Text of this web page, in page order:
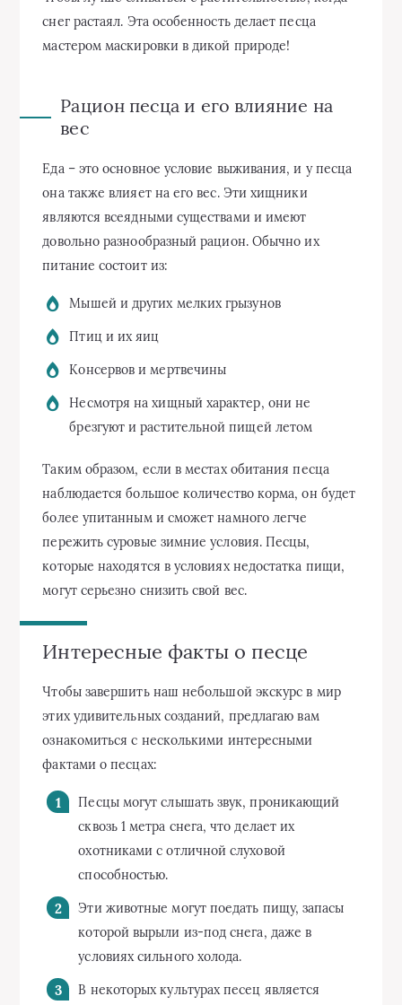
снег растаял. Эта особенность делает песца
мастером маскировки в дикой природе!
Рацион песца и его влияние на
вес
Еда – это основное условие выживания, и у песца
она также влияет на его вес. Эти хищники
являются всеядными существами и имеют
довольно разнообразный рацион. Обычно их
питание состоит из:
Мышей и других мелких грызунов
Птиц и их яиц
Консервов и мертвечины
Несмотря на хищный характер, они не
брезгуют и растительной пищей летом
Таким образом, если в местах обитания песца
наблюдается большое количество корма, он будет
более упитанным и сможет намного легче
пережить суровые зимние условия. Песцы,
которые находятся в условиях недостатка пищи,
могут серьезно снизить свой вес.
Интересные факты о песце
Чтобы завершить наш небольшой экскурс в мир
этих удивительных созданий, предлагаю вам
ознакомиться с несколькими интересными
фактами о песцах:
Песцы могут слышать звук, проникающий
сквозь 1 метра снега, что делает их
охотниками с отличной слуховой
способностью.
Эти животные могут поедать пищу, запасы
которой вырыли из-под снега, даже в
условиях сильного холода.
В некоторых культурах песец является